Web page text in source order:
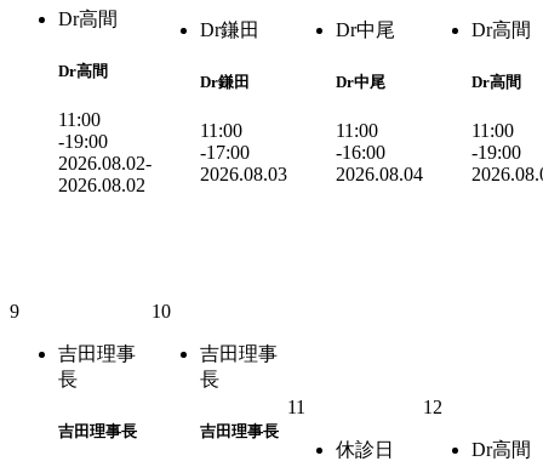
Dr高間
Dr高間
11:00
-19:00
2026.08.02-
2026.08.02
Dr鎌田
Dr鎌田
11:00
-17:00
2026.08.03
Dr中尾
Dr中尾
11:00
-16:00
2026.08.04
Dr高間
Dr高間
11:00
-19:00
9
吉田理事
長
吉田理事長
10
吉田理事
長
吉田理事長
11
休診日
12
Dr高間